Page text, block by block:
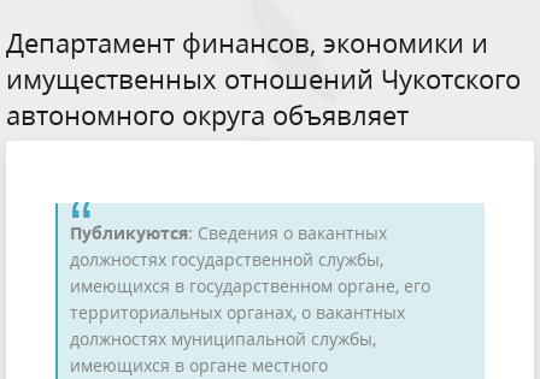
Департамент финансов, экономики и
имущественных отношений Чукотского
автономного округа объявляет
Публикуются: Сведения о вакантных
должностях государственной службы,
имеющихся в государственном органе, его
территориальных органах, о вакантных
должностях муниципальной службы,
имеющихся в органе местного